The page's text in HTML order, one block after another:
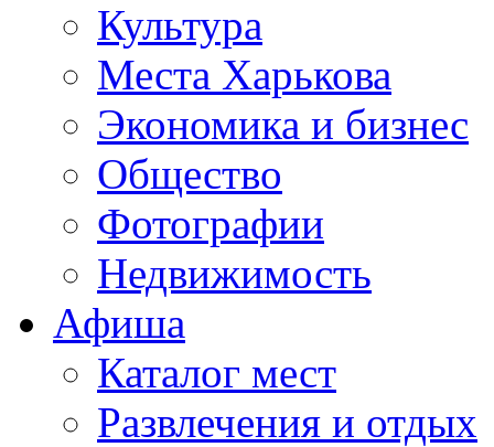
Культура
Места Харькова
Экономика и бизнес
Общество
Фотографии
Недвижимость
Афиша
Каталог мест
Развлечения и отдых